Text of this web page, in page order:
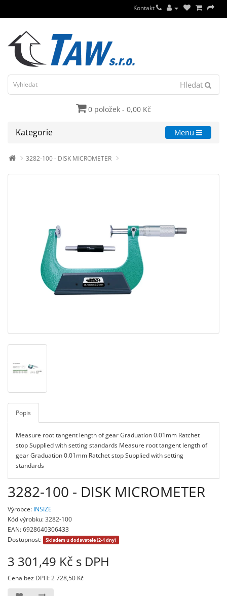
Kontakt
Hledat
0 položek - 0,00 Kč
Kategorie Menu
3282-100 - DISK MICROMETER
Popis
Measure root tangent length of gear Graduation 0.01mm Ratchet
stop Supplied with setting standards Measure root tangent length of
gear Graduation 0.01mm Ratchet stop Supplied with setting
standards
3282-100 - DISK MICROMETER
Výrobce: INSIZE
Kód výrobku: 3282-100
EAN: 6928640306433
Dostupnost:
Skladem u dodavatele (2-4 dny)
3 301,49 Kč s DPH
Cena bez DPH: 2 728,50 Kč